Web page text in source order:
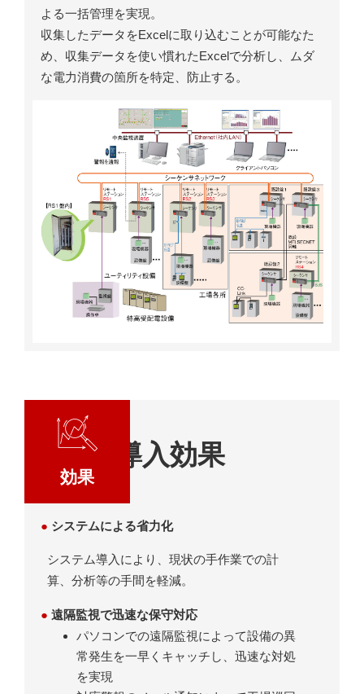
よる一括管理を実現。
収集したデータをExcelに取り込むことが可能なた
め、収集データを使い慣れたExcelで分析し、ムダ
な電力消費の箇所を特定、防止する。
効果
導入効果
● システムによる省力化
システム導入により、現状の手作業での計
算、分析等の手間を軽減。
● 遠隔監視で迅速な保守対応
パソコンでの遠隔監視によって設備の異
常発生を一早くキャッチし、迅速な対処
を実現